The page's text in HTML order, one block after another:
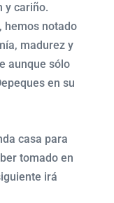
y cariño.
hemos notado
madurez y
aunque sólo
en su
casa para
tomado en
irá